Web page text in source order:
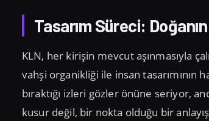
Tasarım Süreci:
KLN, her kirişin mevcut aşınmasıyla
vahşi organikliği ile insan tasarımının
bıraktığı izleri gözler önüne seriyor,
kusur değil, bir nokta olduğu bir